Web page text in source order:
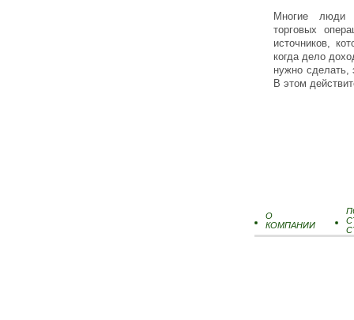
Многие люди
торговых
источников,
когда дело
нужно сделать,
В этом
О
КОМПАНИИ